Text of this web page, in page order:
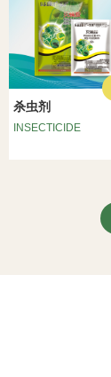
杀虫剂
INSECTICIDE